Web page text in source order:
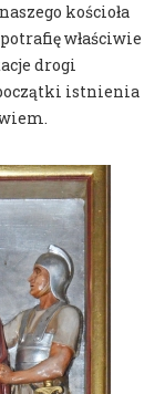
kościoła
właściwie
drogi
istnienia